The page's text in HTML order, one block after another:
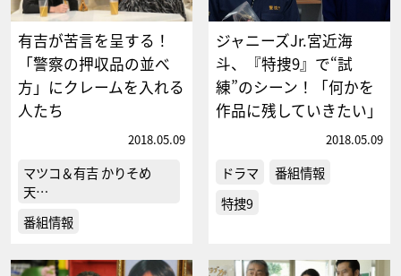
有吉が苦言を呈する！
「警察の押収品の並べ
方」にクレームを入れる
人たち
2018.05.09
マツコ＆有吉 かりそめ
天…
番組情報
ジャニーズJr.宮近海
斗、『特捜9』で“試
練”のシーン！「何かを
作品に残していきたい」
2018.05.09
ドラマ
番組情報
特捜9